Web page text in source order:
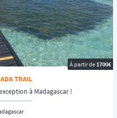
À partir de 1700€
TRAIL
à Madagascar !